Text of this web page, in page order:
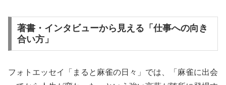
著書・インタビューから見える「仕事への向き
合い方」
フォトエッセイ「まると麻雀の日々」では、「麻雀に出会